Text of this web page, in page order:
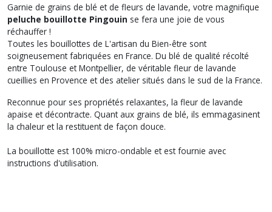
Garnie de grains de blé et de fleurs de lavande, votre magnifique
peluche bouillotte Pingouin se fera une joie de vous
réchauffer !
Toutes les bouillottes de L'artisan du Bien-être sont
soigneusement fabriquées en France. Du blé de qualité récolté
entre Toulouse et Montpellier, de véritable fleur de lavande
cueillies en Provence et des atelier situés dans le sud de la France.
Reconnue pour ses propriétés relaxantes, la fleur de lavande
apaise et décontracte. Quant aux grains de blé, ils emmagasinent
la chaleur et la restituent de façon douce.
La bouillotte est 100% micro-ondable et est fournie avec
instructions d'utilisation.